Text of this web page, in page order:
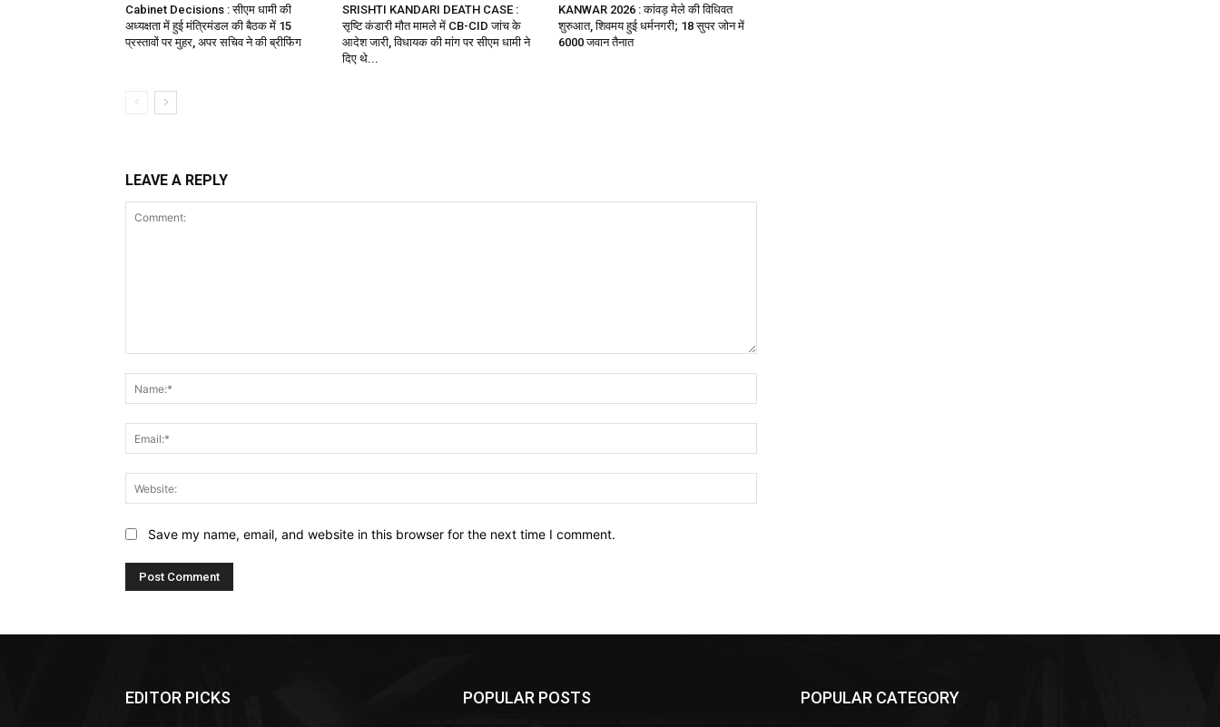
Cabinet Decisions : सीएम धामी की
अध्यक्षता में हुई मंत्रिमंडल की बैठक में 15
प्रस्तावों पर मुहर, अपर सचिव ने की ब्रीफिंग
SRISHTI KANDARI DEATH CASE :
सृष्टि कंडारी मौत मामले में CB-CID जांच के
आदेश जारी, विधायक की मांग पर सीएम धामी ने
दिए थे...
KANWAR 2026 : कांवड़ मेले की विधिवत
शुरुआत, शिवमय हुई धर्मनगरी; 18 सुपर जोन में
6000 जवान तैनात
LEAVE A REPLY
Save my name, email, and website in this browser for the next time I comment.
EDITOR PICKS POPULAR POSTS POPULAR CATEGORY